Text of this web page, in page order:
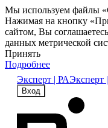
Мы используем файлы
Нажимая на кнопку
сайтом, Вы
данных метрической
Принять
Подробнее
Эксперт | РАЭксперт
Вход